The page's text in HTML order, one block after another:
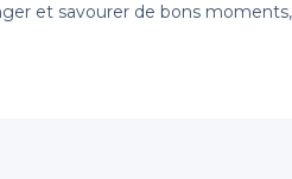
et savourer de bons
de Marseille. Nous
envies et à votre budget. La